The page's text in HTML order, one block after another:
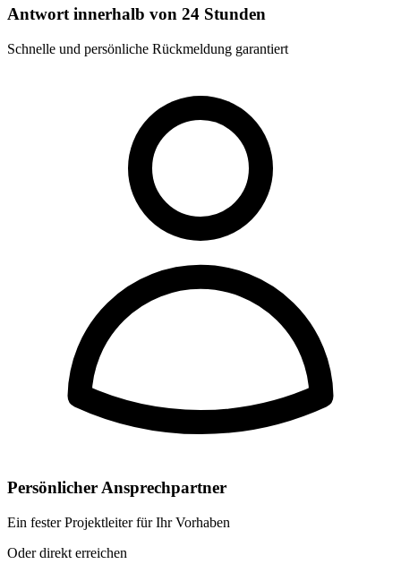
Antwort innerhalb von 24 Stunden
Schnelle und persönliche Rückmeldung garantiert
Persönlicher Ansprechpartner
Ein fester Projektleiter für Ihr Vorhaben
Oder direkt erreichen